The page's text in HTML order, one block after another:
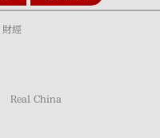
財經
Real China